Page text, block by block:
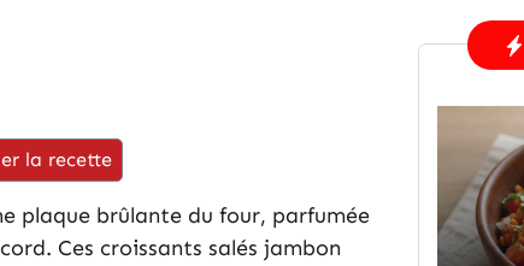
la recette
plaque brûlante du four, parfumée
Ces croissants salés jambon